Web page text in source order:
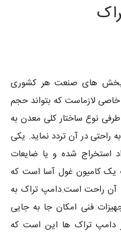
بخش های صنعت هر کشوری
لازماست که بتواند حجم
طرفی نوع ساختار کلی معدن به
راحتی در آن تردد نماید. یکی
استخراج شده و یا ضایعات
کامیون غول آسا است که
آن راحت است.دامپ تراک به
فنی امکان جا به جایی
دامپ تراک ها این است که